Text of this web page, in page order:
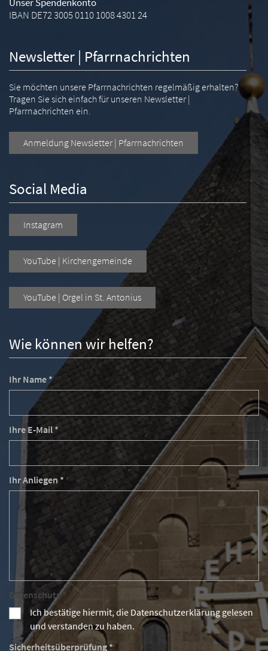
Wie können wir helfen?
Ihr Name *
Ihre E-Mail *
Ihr Anliegen *
Datenschutz *
Ich bestätige hiermit, die Datenschutzerklärung gelesen
und verstanden zu haben.
Sicherheitsüberprüfung *
IBAN DE72 3005 0110 1008 4301 24
Newsletter | Pfarrnachrichten
Sie möchten unsere Pfarrnachrichten regelmäßig erhalten?
Tragen Sie sich einfach für unseren Newsletter |
Pfarrnachrichten ein.
Anmeldung Newsletter | Pfarrnachrichten
Social Media
Instagram
YouTube | Kirchengemeinde
YouTube | Orgel in St. Antonius